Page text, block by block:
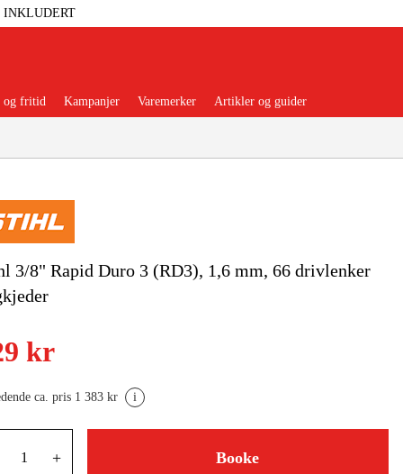
INKLUDERT
Verktøy Garasje Og Verksted
Og Forbruksvarer
Og Beskyttelse
Bygg Skog Og Hage
Og Fritid
Kampanjer
og fritid Kampanjer Varemerker Artikler og guider
3/8" Rapid Duro 3 (RD3), 1,6 mm, 66 drivlenker
kr
ca. pris 1 383 kr i
+ Booke